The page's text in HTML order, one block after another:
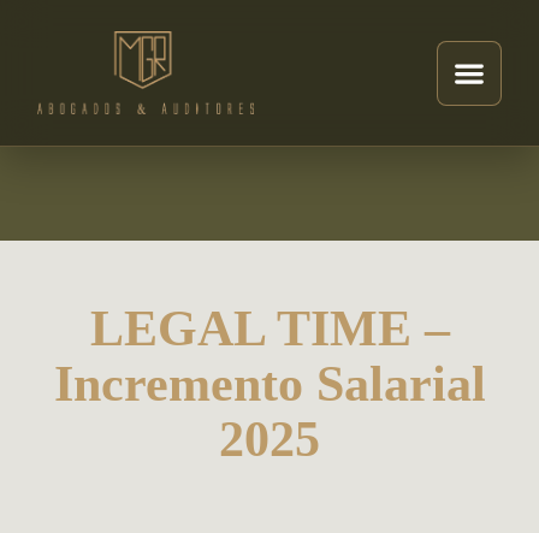
LEGAL TIME –
Incremento Salarial
2025